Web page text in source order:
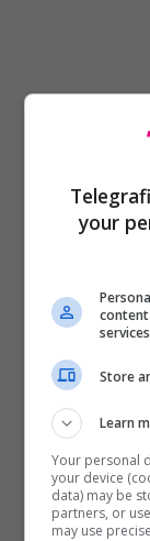
your
content
Store
Learn
Your personal
your device
data) may be
partners, or
may use